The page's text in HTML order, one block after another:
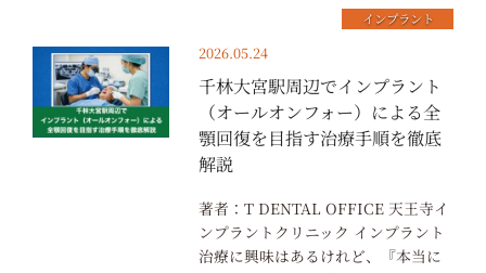
2026.05.24
千林大宮駅周辺でインプラント
（オールオンフォー）による全
顎回復を目指す治療手順を徹底
解説
著者：T DENTAL OFFICE 天王寺イ
ンプラントクリニック インプラント
治療に興味はあるけれど、『本当に
インプラント